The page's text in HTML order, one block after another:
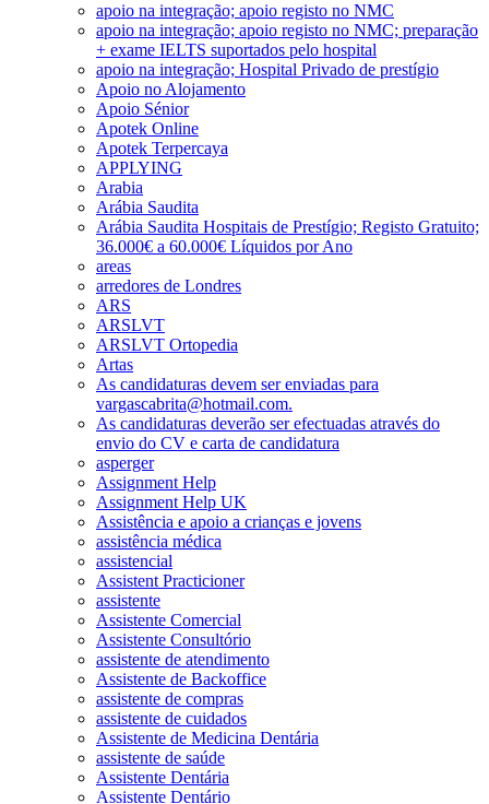
apoio na integração; apoio registo no NMC
apoio na integração; apoio registo no NMC; preparação
+ exame IELTS suportados pelo hospital
apoio na integração; Hospital Privado de prestígio
Apoio no Alojamento
Apoio Sénior
Apotek Online
Apotek Terpercaya
APPLYING
Arabia
Arábia Saudita
Arábia Saudita Hospitais de Prestígio; Registo Gratuito;
36.000€ a 60.000€ Líquidos por Ano
areas
arredores de Londres
ARS
ARSLVT
ARSLVT Ortopedia
Artas
As candidaturas devem ser enviadas para
vargascabrita@hotmail.com.
As candidaturas deverão ser efectuadas através do
envio do CV e carta de candidatura
asperger
Assignment Help
Assignment Help UK
Assistência e apoio a crianças e jovens
assistência médica
assistencial
Assistent Practicioner
assistente
Assistente Comercial
Assistente Consultório
assistente de atendimento
Assistente de Backoffice
assistente de compras
assistente de cuidados
Assistente de Medicina Dentária
assistente de saúde
Assistente Dentária
Assistente Dentário